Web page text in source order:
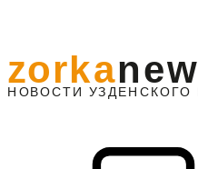
НО ВОСТИ УЗДЕНС КО ГО
zorkanew